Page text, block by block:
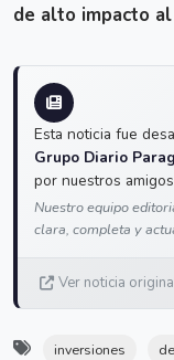
de alto impacto
Esta noticia fue
Grupo Diario
por nuestros
Nuestro equipo
clara, completa y
Ver noticia
inversiones